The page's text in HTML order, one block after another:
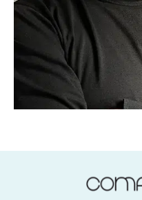
Ver más
Víctor